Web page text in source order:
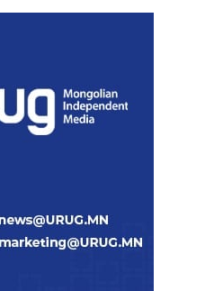
хайрхны төрийн тахилгад
оролцлоо
хүргэлээ